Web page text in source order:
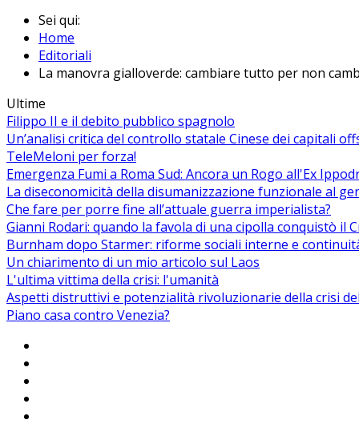
Sei qui:
Home
Editoriali
La manovra gialloverde: cambiare tutto per non
Ultime
Filippo II e il debito pubblico spagnolo
Un’analisi critica del controllo statale Cinese dei capitali
TeleMeloni per forza!
Emergenza Fumi a Roma Sud: Ancora un Rogo all'Ex
La diseconomicità della disumanizzazione funzionale al
Che fare per porre fine all’attuale guerra imperialista?
Gianni Rodari: quando la favola di una cipolla conquistò il
Burnham dopo Starmer: riforme sociali interne e
Un chiarimento di un mio articolo sul Laos
L'ultima vittima della crisi: l'umanità
Aspetti distruttivi e potenzialità rivoluzionarie della crisi
Piano casa contro Venezia?